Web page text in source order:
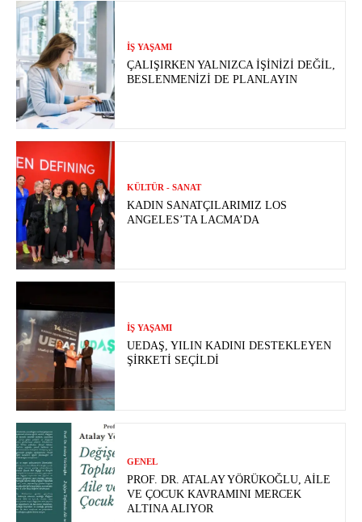
İŞ YAŞAMI
ÇALIŞIRKEN YALNIZCA İŞINIZI DEĞIL,
BESLENMENIZI DE PLANLAYIN
KÜLTÜR - SANAT
KADIN SANATÇILARIMIZ LOS
ANGELES’TA LACMA’DA
İŞ YAŞAMI
UEDAŞ, YILIN KADINI DESTEKLEYEN
ŞIRKETI SEÇILDI
GENEL
PROF. DR. ATALAY YÖRÜKOĞLU, AILE
VE ÇOCUK KAVRAMINI MERCEK
ALTINA ALIYOR